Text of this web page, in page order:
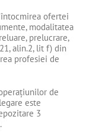
ofertei
modalitatea
prelucrare,
alin.2, lit f) din
profesiei de
de
este
3